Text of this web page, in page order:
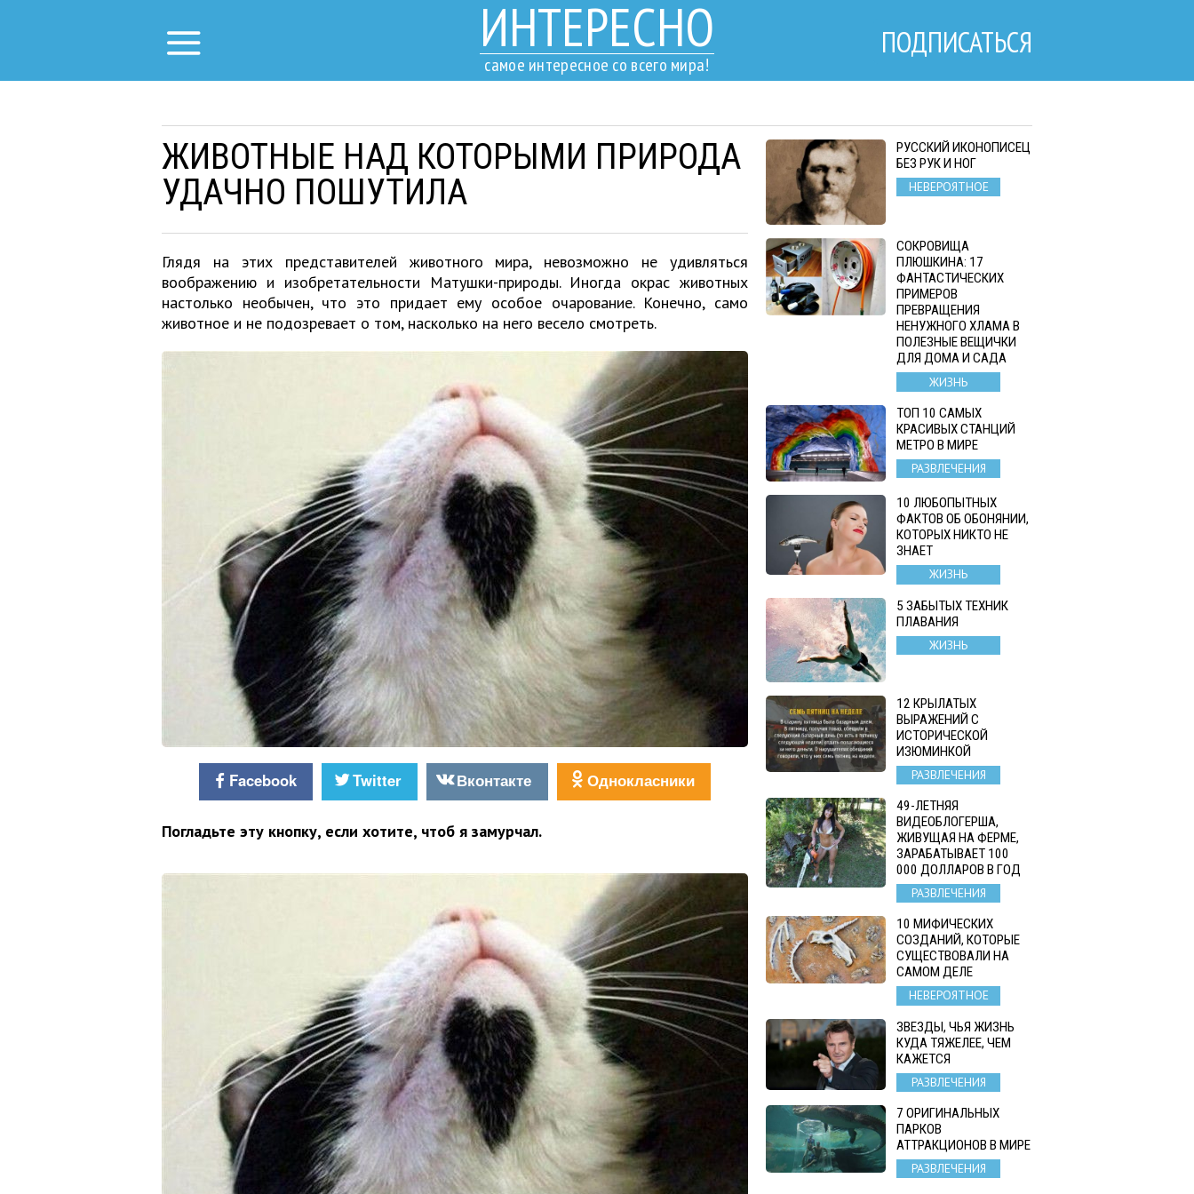
ИНТЕРЕСНО
самое интересное со всего мира!
ПОДПИСАТЬСЯ
ЖИВОТНЫЕ НАД КОТОРЫМИ ПРИРОДА
УДАЧНО ПОШУТИЛА
Глядя на этих представителей животного мира, невозможно не удивляться
воображению и изобретательности Матушки-природы. Иногда окрас животных
настолько необычен, что это придает ему особое очарование. Конечно, само
животное и не подозревает о том, насколько на него весело смотреть.
Facebook Twitter Вконтакте Однокласники
Погладьте эту кнопку, если хотите, чтоб я замурчал.
РУССКИЙ ИКОНОПИСЕЦ
БЕЗ РУК И НОГ
НЕВЕРОЯТНОЕ
СОКРОВИЩА
ПЛЮШКИНА: 17
ФАНТАСТИЧЕСКИХ
ПРИМЕРОВ
ПРЕВРАЩЕНИЯ
НЕНУЖНОГО ХЛАМА В
ПОЛЕЗНЫЕ ВЕЩИЧКИ
ДЛЯ ДОМА И САДА
ЖИЗНЬ
ТОП 10 САМЫХ
КРАСИВЫХ СТАНЦИЙ
МЕТРО В МИРЕ
РАЗВЛЕЧЕНИЯ
10 ЛЮБОПЫТНЫХ
ФАКТОВ ОБ ОБОНЯНИИ,
КОТОРЫХ НИКТО НЕ
ЗНАЕТ
ЖИЗНЬ
5 ЗАБЫТЫХ ТЕХНИК
ПЛАВАНИЯ
ЖИЗНЬ
12 КРЫЛАТЫХ
ВЫРАЖЕНИЙ С
ИСТОРИЧЕСКОЙ
ИЗЮМИНКОЙ
РАЗВЛЕЧЕНИЯ
49-ЛЕТНЯЯ
ВИДЕОБЛОГЕРША,
ЖИВУЩАЯ НА ФЕРМЕ,
ЗАРАБАТЫВАЕТ 100
000 ДОЛЛАРОВ В ГОД
РАЗВЛЕЧЕНИЯ
10 МИФИЧЕСКИХ
СОЗДАНИЙ, КОТОРЫЕ
СУЩЕСТВОВАЛИ НА
САМОМ ДЕЛЕ
НЕВЕРОЯТНОЕ
ЗВЕЗДЫ, ЧЬЯ ЖИЗНЬ
КУДА ТЯЖЕЛЕЕ, ЧЕМ
КАЖЕТСЯ
РАЗВЛЕЧЕНИЯ
7 ОРИГИНАЛЬНЫХ
ПАРКОВ
АТТРАКЦИОНОВ В МИРЕ
РАЗВЛЕЧЕНИЯ